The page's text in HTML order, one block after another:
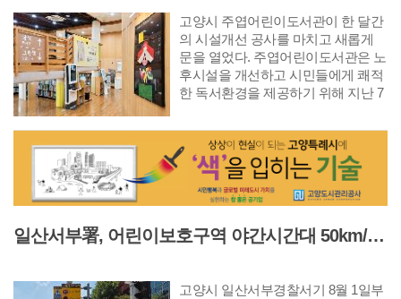
고양시 주엽어린이도서관이 한 달간
의 시설개선 공사를 마치고 새롭게
문을 열었다. 주엽어린이도서관은 노
후시설을 개선하고 시민들에게 쾌적
한 독서환경을 제공하기 위해 지난 7
사를 진행했다. 이번 공사를 통해 노
후 엘리베이터를 교체하고 외부 데크
와 화장실을 전면 정비했으며 자료실
과 공용공간의 내부 환경도 개선했
다. 또 어린이와 보호자, 장애인 등 다
할 수 있도록 화장실과 이동 동선을일산서부署, 어린이보호구역 야간시간대 50km/h 완화 '시간제 속도운영' 시행
고양시 일산서부경찰서기 8월 1일부